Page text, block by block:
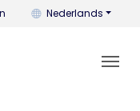
U kunt de taal
Nederlands